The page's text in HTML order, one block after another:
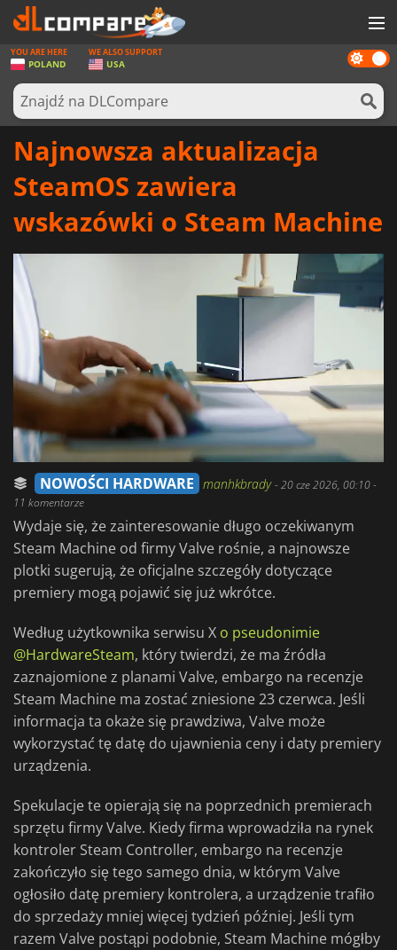
GRY
KARTY DO GIER
OPROGRAMOWANIE
REWARDS
ZALOGUJ SIĘ LUB ZAREJESTRUJ
Dark
mode
YOU ARE HERE
POLAND
WE ALSO SUPPORT
USA
Najnowsza aktualizacja
SteamOS zawiera
wskazówki o Steam Machine
NOWOŚCI HARDWARE manhkbrady-20 cze 2026, 00:10-
11 komentarze
Wydaje się, że zainteresowanie długo oczekiwanym
Steam Machine od firmy Valve rośnie, a najnowsze
plotki sugerują, że oficjalne szczegóły dotyczące
premiery mogą pojawić się już wkrótce.
Według użytkownika serwisu X o pseudonimie
@HardwareSteam, który twierdzi, że ma źródła
zaznajomione z planami Valve, embargo na recenzje
Steam Machine ma zostać zniesione 23 czerwca. Jeśli
informacja ta okaże się prawdziwa, Valve może
wykorzystać tę datę do ujawnienia ceny i daty premiery
urządzenia.
Spekulacje te opierają się na poprzednich premierach
sprzętu firmy Valve. Kiedy firma wprowadziła na rynek
kontroler Steam Controller, embargo na recenzje
zakończyło się tego samego dnia, w którym Valve
ogłosiło datę premiery kontrolera, a urządzenie trafiło
do sprzedaży mniej więcej tydzień później. Jeśli tym
razem Valve postąpi podobnie, Steam Machine mógłby